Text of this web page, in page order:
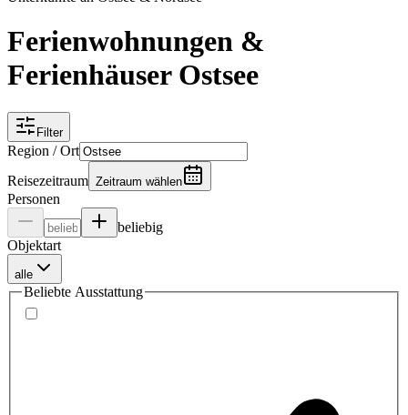
Ferienwohnungen &
Ferienhäuser Ostsee
Filter
Region / Ort
Reisezeitraum Zeitraum wählen
Personen
beliebig
Objektart
alle
Beliebte Ausstattung